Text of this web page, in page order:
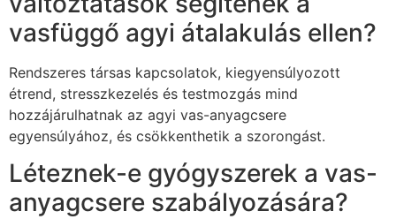
vasfüggő agyi átalakulás ellen?
Rendszeres társas kapcsolatok, kiegyensúlyozott
étrend, stresszkezelés és testmozgás mind
hozzájárulhatnak az agyi vas-anyagcsere
egyensúlyához, és csökkenthetik a szorongást.
Léteznek-e gyógyszerek a vas-
anyagcsere szabályozására?